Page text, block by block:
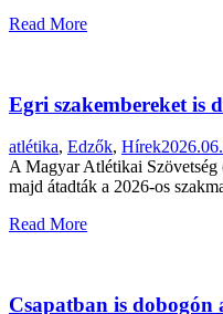
Read More
Egri szakembereket is
atlétika, Edzők, Hírek
A Magyar Atlétikai Szövetség
majd átadták a 2026-os
Read More
Csapatban is dobogón